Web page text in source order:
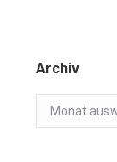
Archiv
Archiv